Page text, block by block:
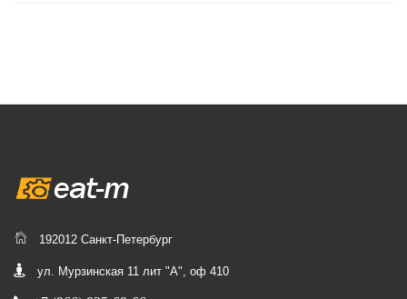
192012 Санкт-Петербург
ул. Мурзинская 11 лит "А", оф 410